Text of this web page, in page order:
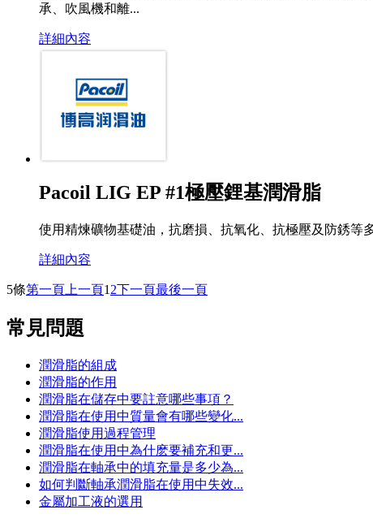
承、吹風機和離...
詳細內容
Pacoil LIG EP #1極壓鋰基潤滑脂
使用精煉礦物基礎油，抗磨損、抗氧化、抗極壓及防銹等
詳細內容
5條第一頁 上一頁1 2下一頁最後一頁
常見問題
潤滑脂的組成
潤滑脂的作用
潤滑脂在儲存中要註意哪些事項？
潤滑脂在使用中質量會有哪些變化...
潤滑脂使用過程管理
潤滑脂在使用中為什麽要補充和更...
潤滑脂在軸承中的填充量是多少為...
如何判斷軸承潤滑脂在使用中失效...
金屬加工液的選用